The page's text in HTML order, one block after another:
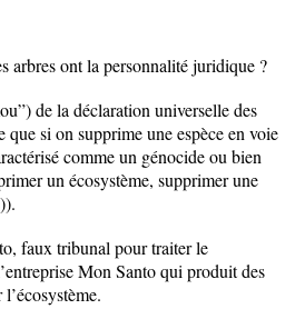
arbres ont la personnalité juridique ?
de la déclaration universelle des
que si on supprime une espèce en voie
comme un génocide ou bien
un écosystème, supprimer une
faux tribunal pour traiter le
Mon Santo qui produit des